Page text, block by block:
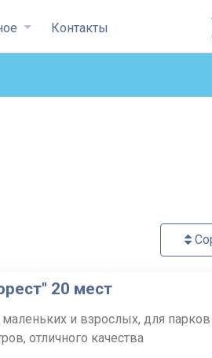
Контакты
20 мест
и взрослых, для парков
отличного качества